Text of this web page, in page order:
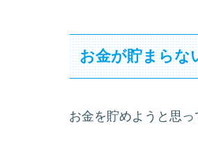
お金が貯まらな
お金を貯めようと思っ